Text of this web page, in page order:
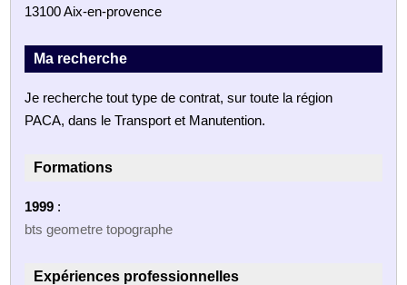
13100 Aix-en-provence
Ma recherche
Je recherche tout type de contrat, sur toute la région
PACA, dans le Transport et Manutention.
Formations
1999 :
bts geometre topographe
Expériences professionnelles